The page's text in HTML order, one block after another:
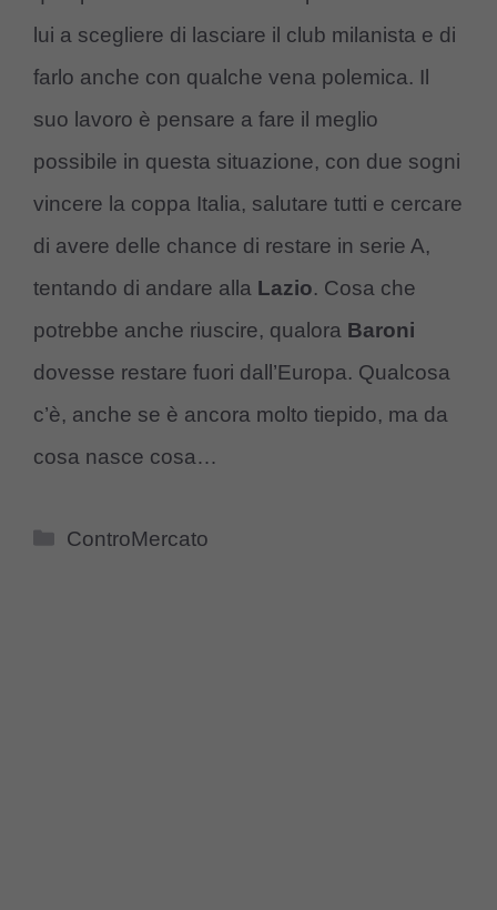
lui a scegliere di lasciare il club milanista e di
farlo anche con qualche vena polemica. Il
suo lavoro è pensare a fare il meglio
possibile in questa situazione, con due sogni
vincere la coppa Italia, salutare tutti e cercare
di avere delle chance di restare in serie A,
tentando di andare alla Lazio. Cosa che
potrebbe anche riuscire, qualora Baroni
dovesse restare fuori dall’Europa. Qualcosa
c’è, anche se è ancora molto tiepido, ma da
cosa nasce cosa…
Categorie
ControMercato